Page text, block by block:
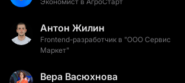
Антон Жилин
Frontend-разработчик в "ООО Сервис
Маркет"
Вера Васюхнова